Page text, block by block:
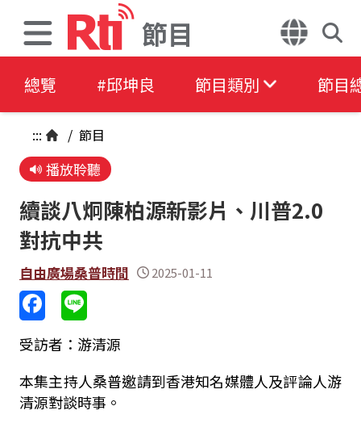
節目
總覽 #邱坤良 節目類別 節目
::: / 節目
播放聆聽
續談八炯陳柏源新影片、川普2.0
對抗中共
自由廣場桑普時間 2025-01-11
受訪者：游清源
本集主持人桑普邀請到香港知名媒體人及評論人游
清源對談時事。